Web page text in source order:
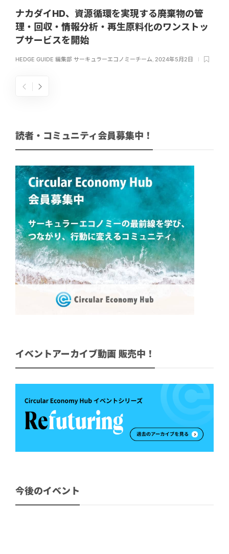
ナカダイHD、資源循環を実現する廃棄物の管
理・回収・情報分析・再生原料化のワンストッ
プサービスを開始
HEDGE GUIDE 編集部 サーキュラーエコノミーチーム 2024年5月2日
読者・コミュニティ会員募集中！
イベントアーカイブ動画 販売中！
今後のイベント